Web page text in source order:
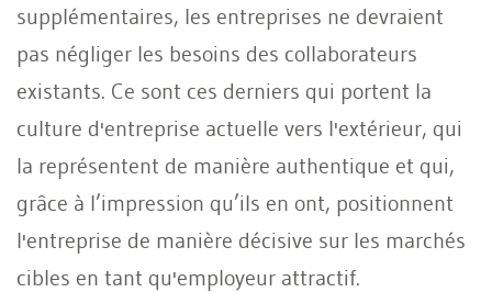
supplémentaires, les entreprises ne devraient
pas négliger les besoins des collaborateurs
existants. Ce sont ces derniers qui portent la
culture d'entreprise actuelle vers l'extérieur, qui
la représentent de manière authentique et qui,
grâce à l’impression qu’ils en ont, positionnent
l'entreprise de manière décisive sur les marchés
cibles en tant qu'employeur attractif.